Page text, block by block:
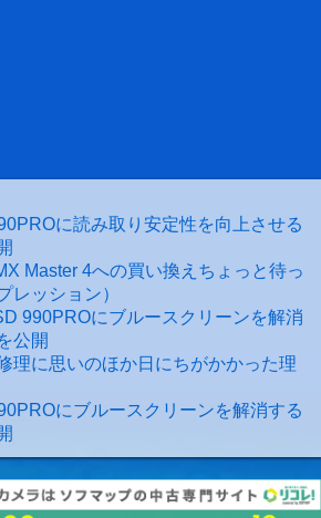
に読み取り安定性を向上させる
Master 4への買い換えちょっと待っ
レッション）
990PROにブルースクリーンを解消
公開
理に思いのほか日にちがかかった理
にブルースクリーンを解消する